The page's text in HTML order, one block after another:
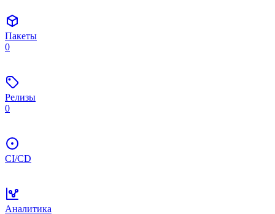
Пакеты
0
Релизы
0
CI/CD
Аналитика